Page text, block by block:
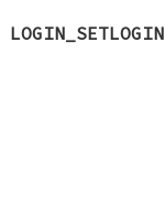
LOGIN_SETLOGIN